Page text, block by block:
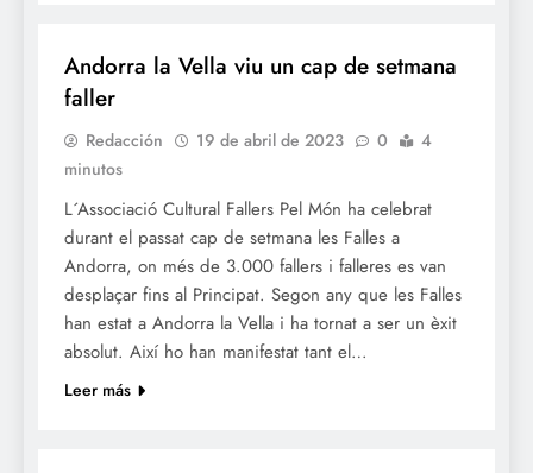
Andorra la Vella viu un cap de setmana
faller
Redacción 19 de abril de 2023 0
4
minutos
L´Associació Cultural Fallers Pel Món ha celebrat
durant el passat cap de setmana les Falles a
Andorra, on més de 3.000 fallers i falleres es van
desplaçar fins al Principat. Segon any que les Falles
han estat a Andorra la Vella i ha tornat a ser un èxit
absolut. Així ho han manifestat tant el…
Leer más